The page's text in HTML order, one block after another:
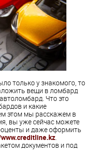
только у знакомого, то
вещи в ломбард
Что это
и какие
этом мы расскажем в
вы уже сейчас можете
и даже оформить
.
документов и под